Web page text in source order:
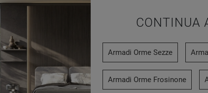
CONTINUA
Armadi Orme Sezze
Armadi Orme Frosinone